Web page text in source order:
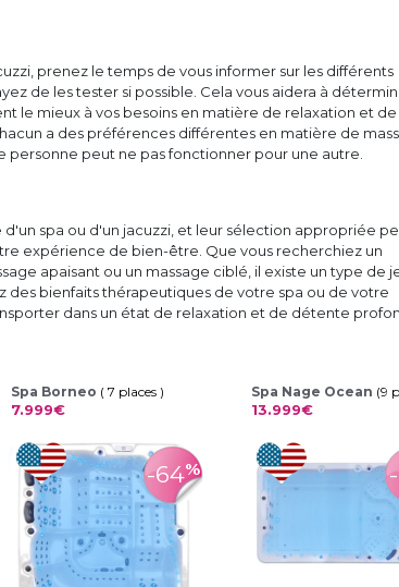
prenez le temps de vous informer sur les différents
de les tester si possible. Cela vous aidera à
le mieux à vos besoins en matière de relaxation et de
a des préférences différentes en matière de
peut ne pas fonctionner pour une autre.
d'un spa ou d'un jacuzzi, et leur sélection appropriée
expérience de bien-être. Que vous recherchiez un
apaisant ou un massage ciblé, il existe un type de
des bienfaits thérapeutiques de votre spa ou de votre
dans un état de relaxation et de détente
Spa Borneo ( 7 places )
7.999€
-64%
Spa Nage Ocean (9
13.999€